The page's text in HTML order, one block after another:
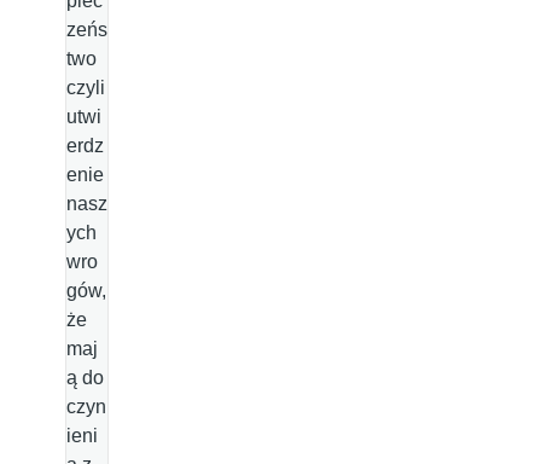
zeńs
two
czyli
utwi
erdz
enie
nasz
ych
wro
gów,
że
maj
ą do
czyn
ieni